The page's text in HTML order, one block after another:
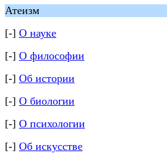
Атеизм
[-] О науке
[-] О философии
[-] Об истории
[-] О биологии
[-] О психологии
[-] Об искусстве